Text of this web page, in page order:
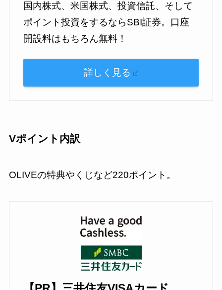
国内株式、米国株式、投資信託、そして
ポイント投資をするならSBI証券。口座
開設料はもちろん無料！
詳しく見る
Vポイント内訳
OLIVEの特典やくじなど220ポイント。